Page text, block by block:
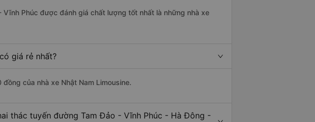
Vĩnh Phúc được đánh giá chất lượng tốt nhất là những nhà xe
giá rẻ nhất?
của nhà xe Nhật Nam Limousine.
thác tuyến đường Tam Đảo - Vĩnh Phúc - Hà Đông -